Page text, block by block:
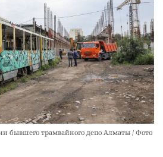
бывшего трамвайного депо Алматы / Фото